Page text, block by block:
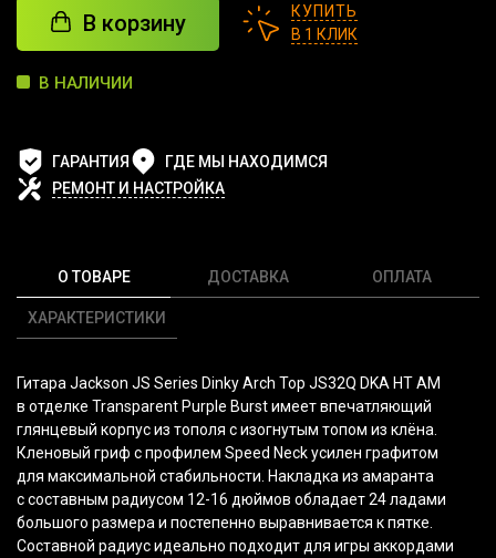
В корзину
КУПИТЬ
В 1 КЛИК
В НАЛИЧИИ
ГАРАНТИЯ
ГДЕ МЫ НАХОДИМСЯ
РЕМОНТ И НАСТРОЙКА
О ТОВАРЕ
ХАРАКТЕРИСТИКИ
ДОСТАВКА ОПЛАТА
Гитара Jackson JS Series Dinky Arch Top JS32Q DKA HT AM
в отделке Transparent Purple Burst имеет впечатляющий
глянцевый корпус из тополя с изогнутым топом из клёна.
Кленовый гриф с профилем Speed Neck усилен графитом
для максимальной стабильности. Накладка из амаранта
с составным радиусом 12-16 дюймов обладает 24 ладами
большого размера и постепенно выравнивается к пятке.
Составной радиус идеально подходит для игры аккордами